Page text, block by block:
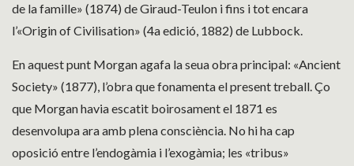
de la famille» (1874) de Giraud-Teulon i fins i tot encara
l’«Origin of Civilisation» (4a edició, 1882) de Lubbock.
En aquest punt Morgan agafa la seua obra principal: «Ancient
Society» (1877), l’obra que fonamenta el present treball. Ço
que Morgan havia escatit boirosament el 1871 es
desenvolupa ara amb plena consciència. No hi ha cap
oposició entre l’endogàmia i l’exogàmia; les «tribus»